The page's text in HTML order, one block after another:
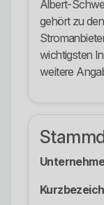
Albert-
gehört zu
wichtigsten
weitere